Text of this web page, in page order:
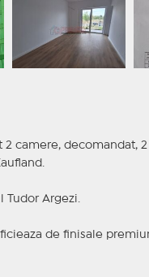
2 camere, decomandat,
Tudor Argezi.
de finisale